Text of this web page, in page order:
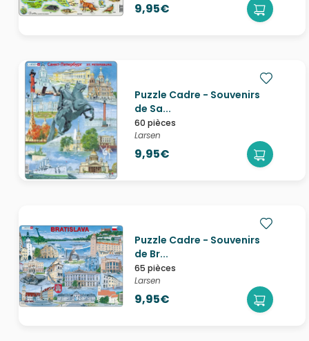
9,95€
Puzzle Cadre - Souvenirs
de Sa...
60 pièces
Larsen
9,95€
Puzzle Cadre - Souvenirs
de Br...
65 pièces
Larsen
9,95€